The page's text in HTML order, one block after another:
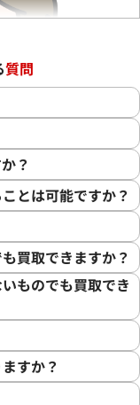
にありがとうご
品をご満足いた
変嬉しく思います。
ける買取を提供
質問
？
とは可能ですか？
買取できますか？
ものでも買取でき
すか？